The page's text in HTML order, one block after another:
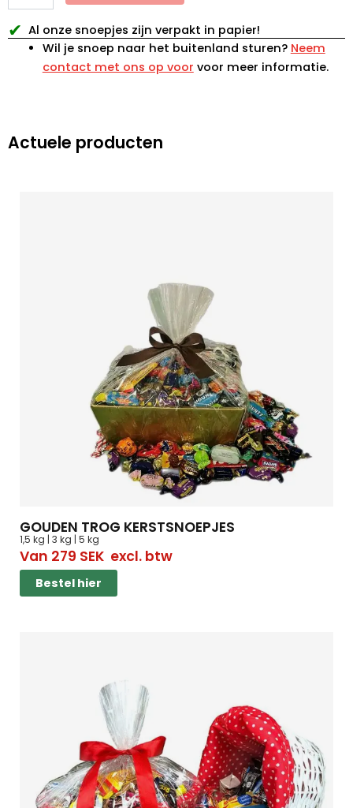
✔ Al onze snoepjes zijn verpakt in papier!
Wil je snoep naar het buitenland sturen? Neem
contact met ons op voor voor meer informatie.
Actuele producten
GOUDEN TROG KERSTSNOEPJES
1,5 kg | 3 kg | 5 kg
Van 279 SEKexcl. btw
Bestel hier